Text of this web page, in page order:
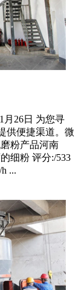
月26日 为您寻
供便捷渠道。微
粉产品河南
细粉 评分:/533
...